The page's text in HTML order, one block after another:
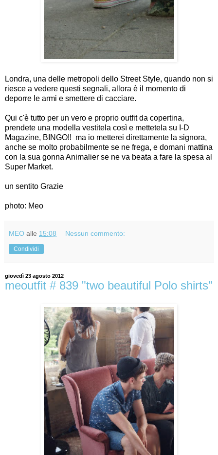
Londra, una delle metropoli dello Street Style, quando non si
riesce a vedere questi segnali, allora è il momento di
deporre le armi e smettere di cacciare.
Qui c'è tutto per un vero e proprio outfit da copertina,
prendete una modella vestitela così e mettetela su I-D
Magazine, BINGO!! ma io metterei direttamente la signora,
anche se molto probabilmente se ne frega, e domani mattina
con la sua gonna Animalier se ne va beata a fare la spesa al
Super Market.
un sentito Grazie
photo: Meo
MEO alle 15:08 Nessun commento:
Condividi
giovedì 23 agosto 2012
meoutfit # 839 "two beautiful Polo shirts"